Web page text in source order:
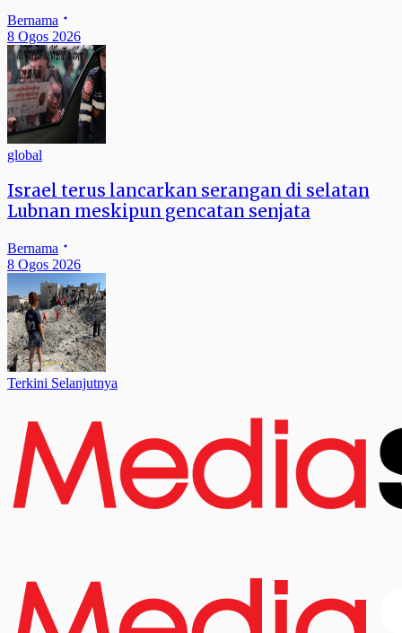
Bernama
8 Ogos 2026
global
Israel terus lancarkan serangan di selatan
Lubnan meskipun gencatan senjata
Bernama
8 Ogos 2026
Terkini Selanjutnya